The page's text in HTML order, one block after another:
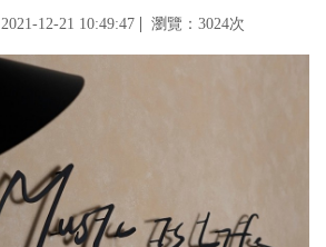
2021-12-21 10:49:47 瀏覽：3024次